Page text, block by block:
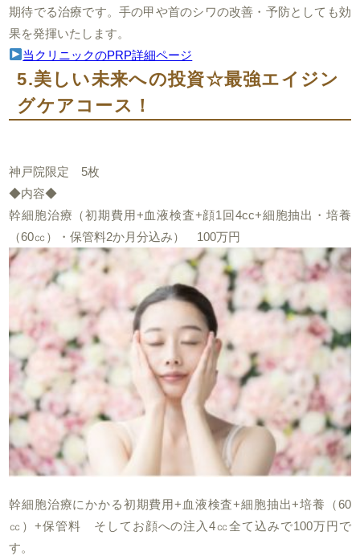
期待でる治療です。手の甲や首のシワの改善・予防としても効
果を発揮いたします。
当クリニックのPRP詳細ページ
5.美しい未来への投資☆最強エイジン
グケアコース！
神戸院限定 5枚
◆内容◆
幹細胞治療（初期費用+血液検査+顔1回4cc+細胞抽出・培養
（60㏄）・保管料2か月分込み） 100万円
幹細胞治療にかかる初期費用+血液検査+細胞抽出+培養（60
㏄）+保管料 そしてお顔への注入4㏄全て込みで100万円で
す。